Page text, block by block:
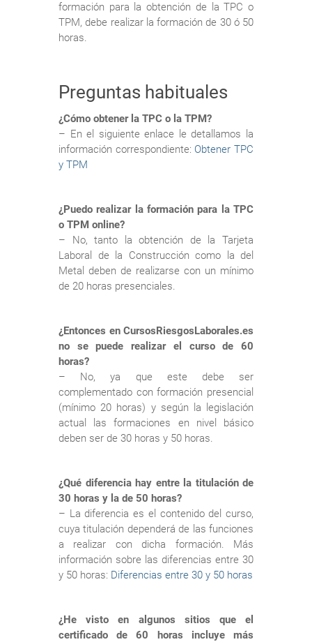
formación para la obtención de la TPC o
TPM, debe realizar la formación de 30 ó 50
horas.
Preguntas habituales
¿Cómo obtener la TPC o la TPM?
– En el siguiente enlace le detallamos la
información correspondiente: Obtener TPC
y TPM
¿Puedo realizar la formación para la TPC
o TPM online?
– No, tanto la obtención de la Tarjeta
Laboral de la Construcción como la del
Metal deben de realizarse con un mínimo
de 20 horas presenciales.
¿Entonces en CursosRiesgosLaborales.es
no se puede realizar el curso de 60
horas?
– No, ya que este debe ser
complementado con formación presencial
(mínimo 20 horas) y según la legislación
actual las formaciones en nivel básico
deben ser de 30 horas y 50 horas.
¿Qué diferencia hay entre la titulación de
30 horas y la de 50 horas?
– La diferencia es el contenido del curso,
cuya titulación dependerá de las funciones
a realizar con dicha formación. Más
información sobre las diferencias entre 30
y 50 horas: Diferencias entre 30 y 50 horas
¿He visto en algunos sitios que el
certificado de 60 horas incluye más